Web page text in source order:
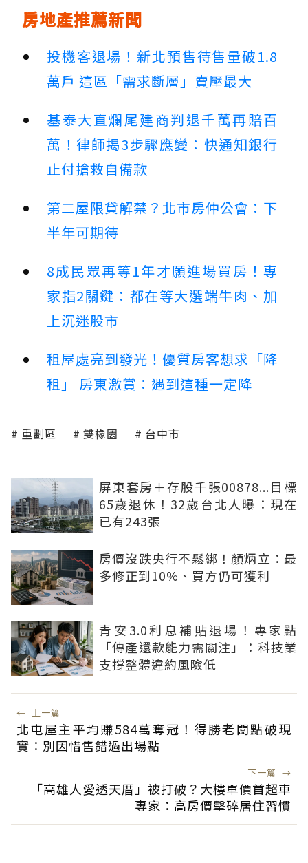
房地產推薦新聞
投機客退場！新北預售待售量破1.8
萬戶 這區「需求斷層」賣壓最大
基泰大直爛尾建商判退千萬再賠百
萬！律師揭3步驟應變：快通知銀行
止付搶救自備款
第二屋限貸解禁？北市房仲公會：下
半年可期待
8成民眾再等1年才願進場買房！專
家指2關鍵：都在等大選端牛肉、加
上沉迷股市
租屋處亮到發光！優質房客想求「降
租」 房東激賞：遇到這種一定降
重劃區 雙橡園 台中市
屏東套房＋存股千張00878...目標
65歲退休！32歲台北人曝：現在
已有243張
房價沒跌央行不鬆綁！顏炳立：最
多修正到10%、買方仍可獲利
青安3.0利息補貼退場！專家點
「傳產還款能力需關注」：科技業
支撐整體違約風險低
← 上一篇
北屯屋主平均賺584萬奪冠！得勝老闆點破現
實：別因惜售錯過出場點
下一篇 →
「高雄人愛透天厝」被打破？大樓單價首超車
專家：高房價擊碎居住習慣